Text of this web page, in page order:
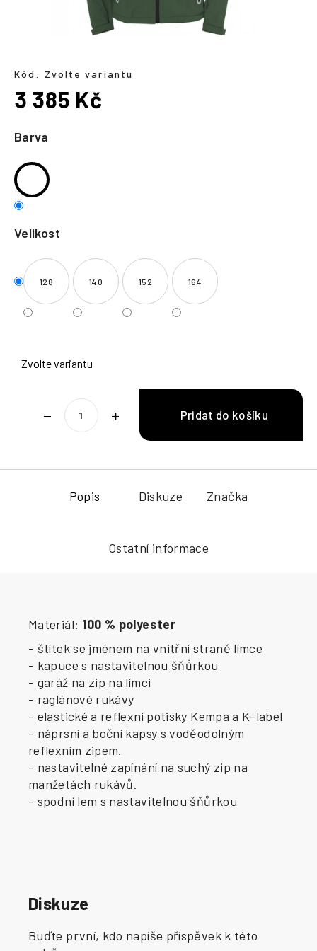
Barva
Velikost
128 140 152 164
Zvolte variantu
+
−
Kód: Zvolte variantu
3 385 Kč
cena:
Popis Diskuze Značka
Ostatní informace
Materiál: 100 % polyester
- štítek se jménem na vnitřní straně límce
- kapuce s nastavitelnou šňůrkou
- garáž na zip na límci
- raglánové rukávy
- elastické a reflexní potisky Kempa a K-label
- náprsní a boční kapsy s voděodolným
reflexním zipem.
- nastavitelné zapínání na suchý zip na
manžetách rukávů.
- spodní lem s nastavitelnou šňůrkou
Diskuze
Buďte první, kdo napíše příspěvek k této
t
?